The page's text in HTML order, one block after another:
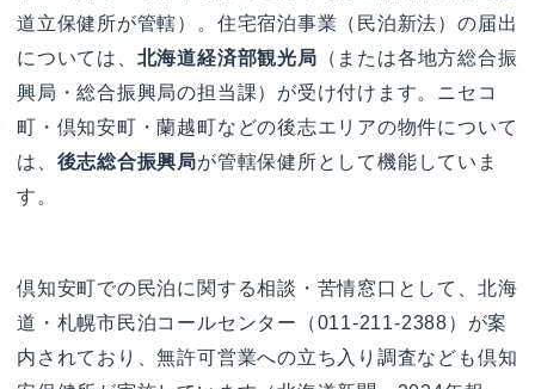
道立保健所が管轄）。住宅宿泊事業（民泊新法）の届出
については、 北海道経済部観光局 （または各地方総合振
興局・総合振興局の担当課）が受け付けます。ニセコ
町・倶知安町・蘭越町などの後志エリアの物件について
は、 後志総合振興局が管轄保健所として機能していま
す。
倶知安町での民泊に関する相談・苦情窓口として、北海
道・札幌市民泊コールセンター（011-211-2388）が案
内されており、無許可営業への立ち入り調査なども倶知